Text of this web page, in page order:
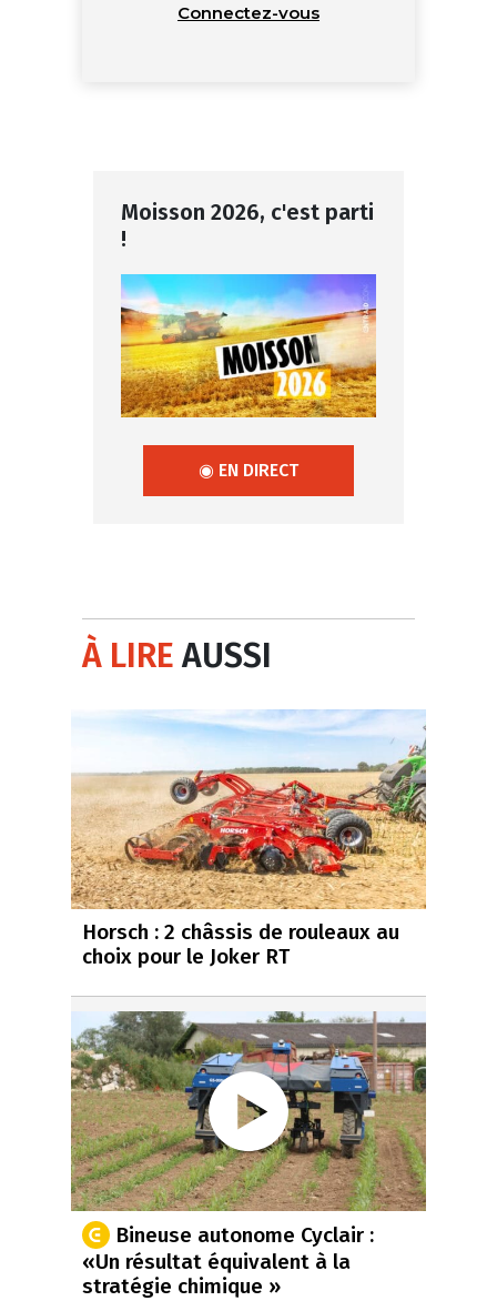
Connectez-vous
Moisson 2026, c'est parti
!
◉ EN DIRECT
À LIREAUSSI
Horsch : 2 châssis de rouleaux au
choix pour le Joker RT
Bineuse autonome Cyclair :
«Un résultat équivalent à la
stratégie chimique »